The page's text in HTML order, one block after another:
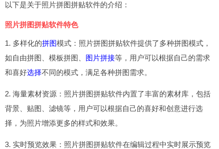
以下是关于照片拼图拼贴软件的介绍：
照片拼图拼贴软件特色
1. 多样化的拼图模式：照片拼图拼贴软件提供了多种拼图模式，
如自由拼图、模板拼图、 图片拼接等，用户可以根据自己的需求
和喜好选择不同的模式，满足各种拼图需求。
2. 海量素材资源：照片拼图拼贴软件内置了丰富的素材库，包括
背景、贴图、滤镜等，用户可以根据自己的喜好和创意进行选
择，为照片增添更多的样式和效果。
3. 实时预览效果：照片拼图拼贴软件在编辑过程中实时展示预览